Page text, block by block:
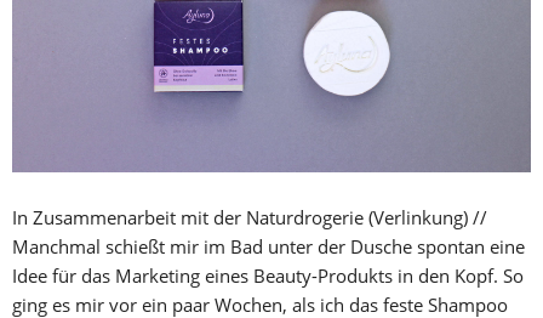
In Zusammenarbeit mit der Naturdrogerie (Verlinkung) //
Manchmal schießt mir im Bad unter der Dusche spontan eine
Idee für das Marketing eines Beauty-Produkts in den Kopf. So
ging es mir vor ein paar Wochen, als ich das feste Shampoo